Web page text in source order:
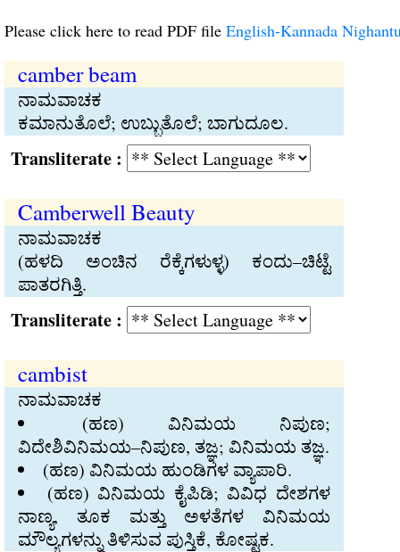
Please click here to read PDF file English-Kannada
camber beam
ನಾಮವಾಚಕ
ಕಮಾನುತೊಲೆ; ಉಬ್ಬುತೊಲೆ; ಬಾಗುದೂಲ.
:
Camberwell Beauty
ನಾಮವಾಚಕ
(ಹಳದಿ ಅಂಚಿನ ರೆಕ್ಕೆಗಳುಳ್ಳ) ಕಂದು–ಚಿಟ್ಟೆ
ಪಾತರಗಿತ್ತಿ.
:
cambist
ನಾಮವಾಚಕ
(ಹಣ) ವಿನಿಮಯ ನಿಪುಣ;
ವಿದೇಶಿವಿನಿಮಯ–ನಿಪುಣ, ತಜ್ಞ; ವಿನಿಮಯ ತಜ್ಞ.
(ಹಣ) ವಿನಿಮಯ ಹುಂಡಿಗಳ ವ್ಯಾಪಾರಿ.
(ಹಣ) ವಿನಿಮಯ ಕೈಪಿಡಿ; ವಿವಿಧ ದೇಶಗಳ
ನಾಣ್ಯ, ತೂಕ ಮತ್ತು ಅಳತೆಗಳ ವಿನಿಮಯ
ಮೌಲ್ಯಗಳನ್ನು ತಿಳಿಸುವ ಪುಸ್ತಿಕೆ, ಕೋಷ್ಟಕ.